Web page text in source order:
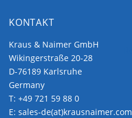
KONTAKT
Kraus & Naimer GmbH
Wikingerstraße 20-28
D-76189 Karlsruhe
Germany
T: +49 721 59 88 0
E: sales-de(at)krausnaimer.com